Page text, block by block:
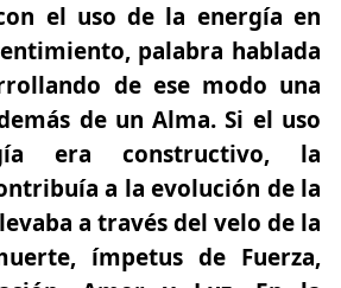
el uso de la energía en
palabra hablada
de ese modo una
de un Alma. Si el uso
era constructivo, la
a la evolución de la
a través del velo de la
ímpetus de Fuerza,